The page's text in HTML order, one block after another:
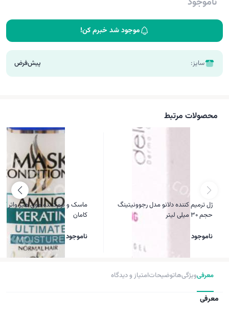
موجود شد خبرم کن!
سایز: پیش‌فرض
محصولات مرتبط
ژل ترمیم کننده دلانو مدل رجوونیتینگ
حجم 30 میلی لیتر
ناموجود
ماسک و نرم‌کننده موی هیر واتر
کامان
ناموجود
معرفیویژگی‌هاتوضیحاتامتیاز و دیدگاه
معرفی